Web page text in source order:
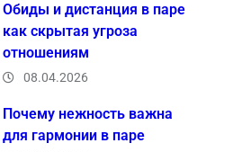
Обиды и дистанция в паре
как скрытая угроза
отношениям
08.04.2026
Почему нежность важна
для гармонии в паре